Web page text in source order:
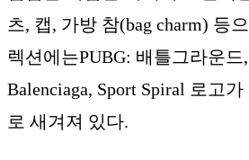
츠, 캡, 가방 참(bag charm) 등
렉션에는PUBG: 배틀그라운드
Balenciaga, Sport Spiral 로고
로 새겨져 있다.